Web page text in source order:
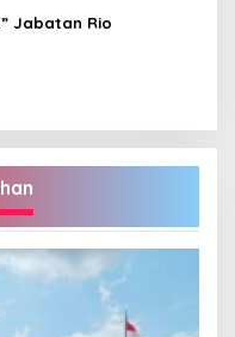
Jabatan Rio